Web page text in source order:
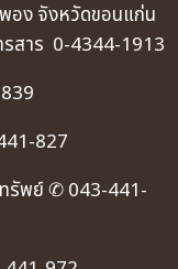
อง จังหวัดขอนแก่น
สาร 0-4344-1913
827
ทรัพย์ ✆ 043-441-